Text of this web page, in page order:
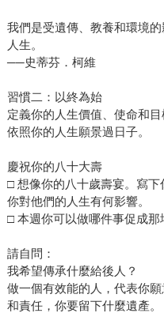
我們是受遺傳、教養和環境
人生。
──史蒂芬．柯維
習慣二：以終為始
定義你的人生價值、使命和目
依照你的人生願景過日子。
慶祝你的八十大壽
□ 想像你的八十歲壽宴。寫
你對他們的人生有何影響。
□ 本週你可以做哪件事促成那
請自問：
我希望傳承什麼給後人？
做一個有效能的人，代表你
和責任，你要留下什麼遺產。